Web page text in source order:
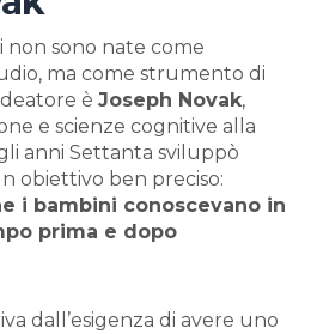
sono nate come
ma come strumento di
è Joseph Novak,
e scienze cognitive alla
anni Settanta sviluppò
obiettivo ben preciso:
i bambini conoscevano in
prima e dopo
dall’esigenza di avere uno